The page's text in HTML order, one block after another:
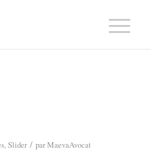
, Slider / parMaevaAvocat